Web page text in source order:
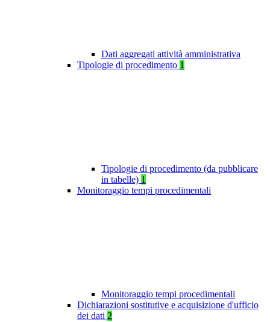
Dati aggregati attività amministrativa
Tipologie di procedimento 1
Tipologie di procedimento (da pubblicare
in tabelle) 1
Monitoraggio tempi procedimentali
Monitoraggio tempi procedimentali
Dichiarazioni sostitutive e acquisizione d'ufficio
dei dati 2